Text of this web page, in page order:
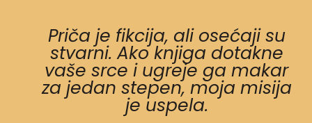
Priča je fikcija, ali osećaji su
stvarni. Ako knjiga dotakne
vaše srce i ugreje ga makar
za jedan stepen, moja misija
je uspela.